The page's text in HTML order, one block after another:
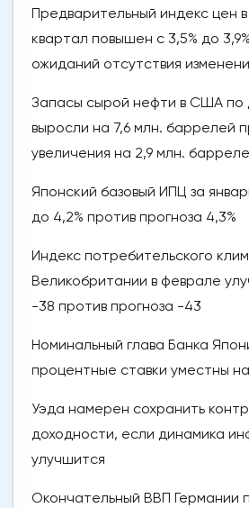
Предварительный индекс цен
квартал повышен с 3,5% до
ожиданий отсутствия
Запасы сырой нефти в США по
выросли на 7,6 млн. баррелей
увеличения на 2,9 млн.
Японский базовый ИПЦ за
до 4,2% против прогноза 4,3%
Индекс потребительского
Великобритании в феврале
-38 против прогноза -43
Номинальный глава Банка
процентные ставки уместны
Уэда намерен сохранить
доходности, если динамика
улучшится
Окончательный ВВП Германии